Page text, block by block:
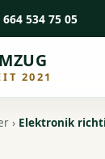
534 75 05
2021
› Elektronik